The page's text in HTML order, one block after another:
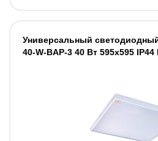
Универсальный
40-W-BAP-3 40 Вт 595x595